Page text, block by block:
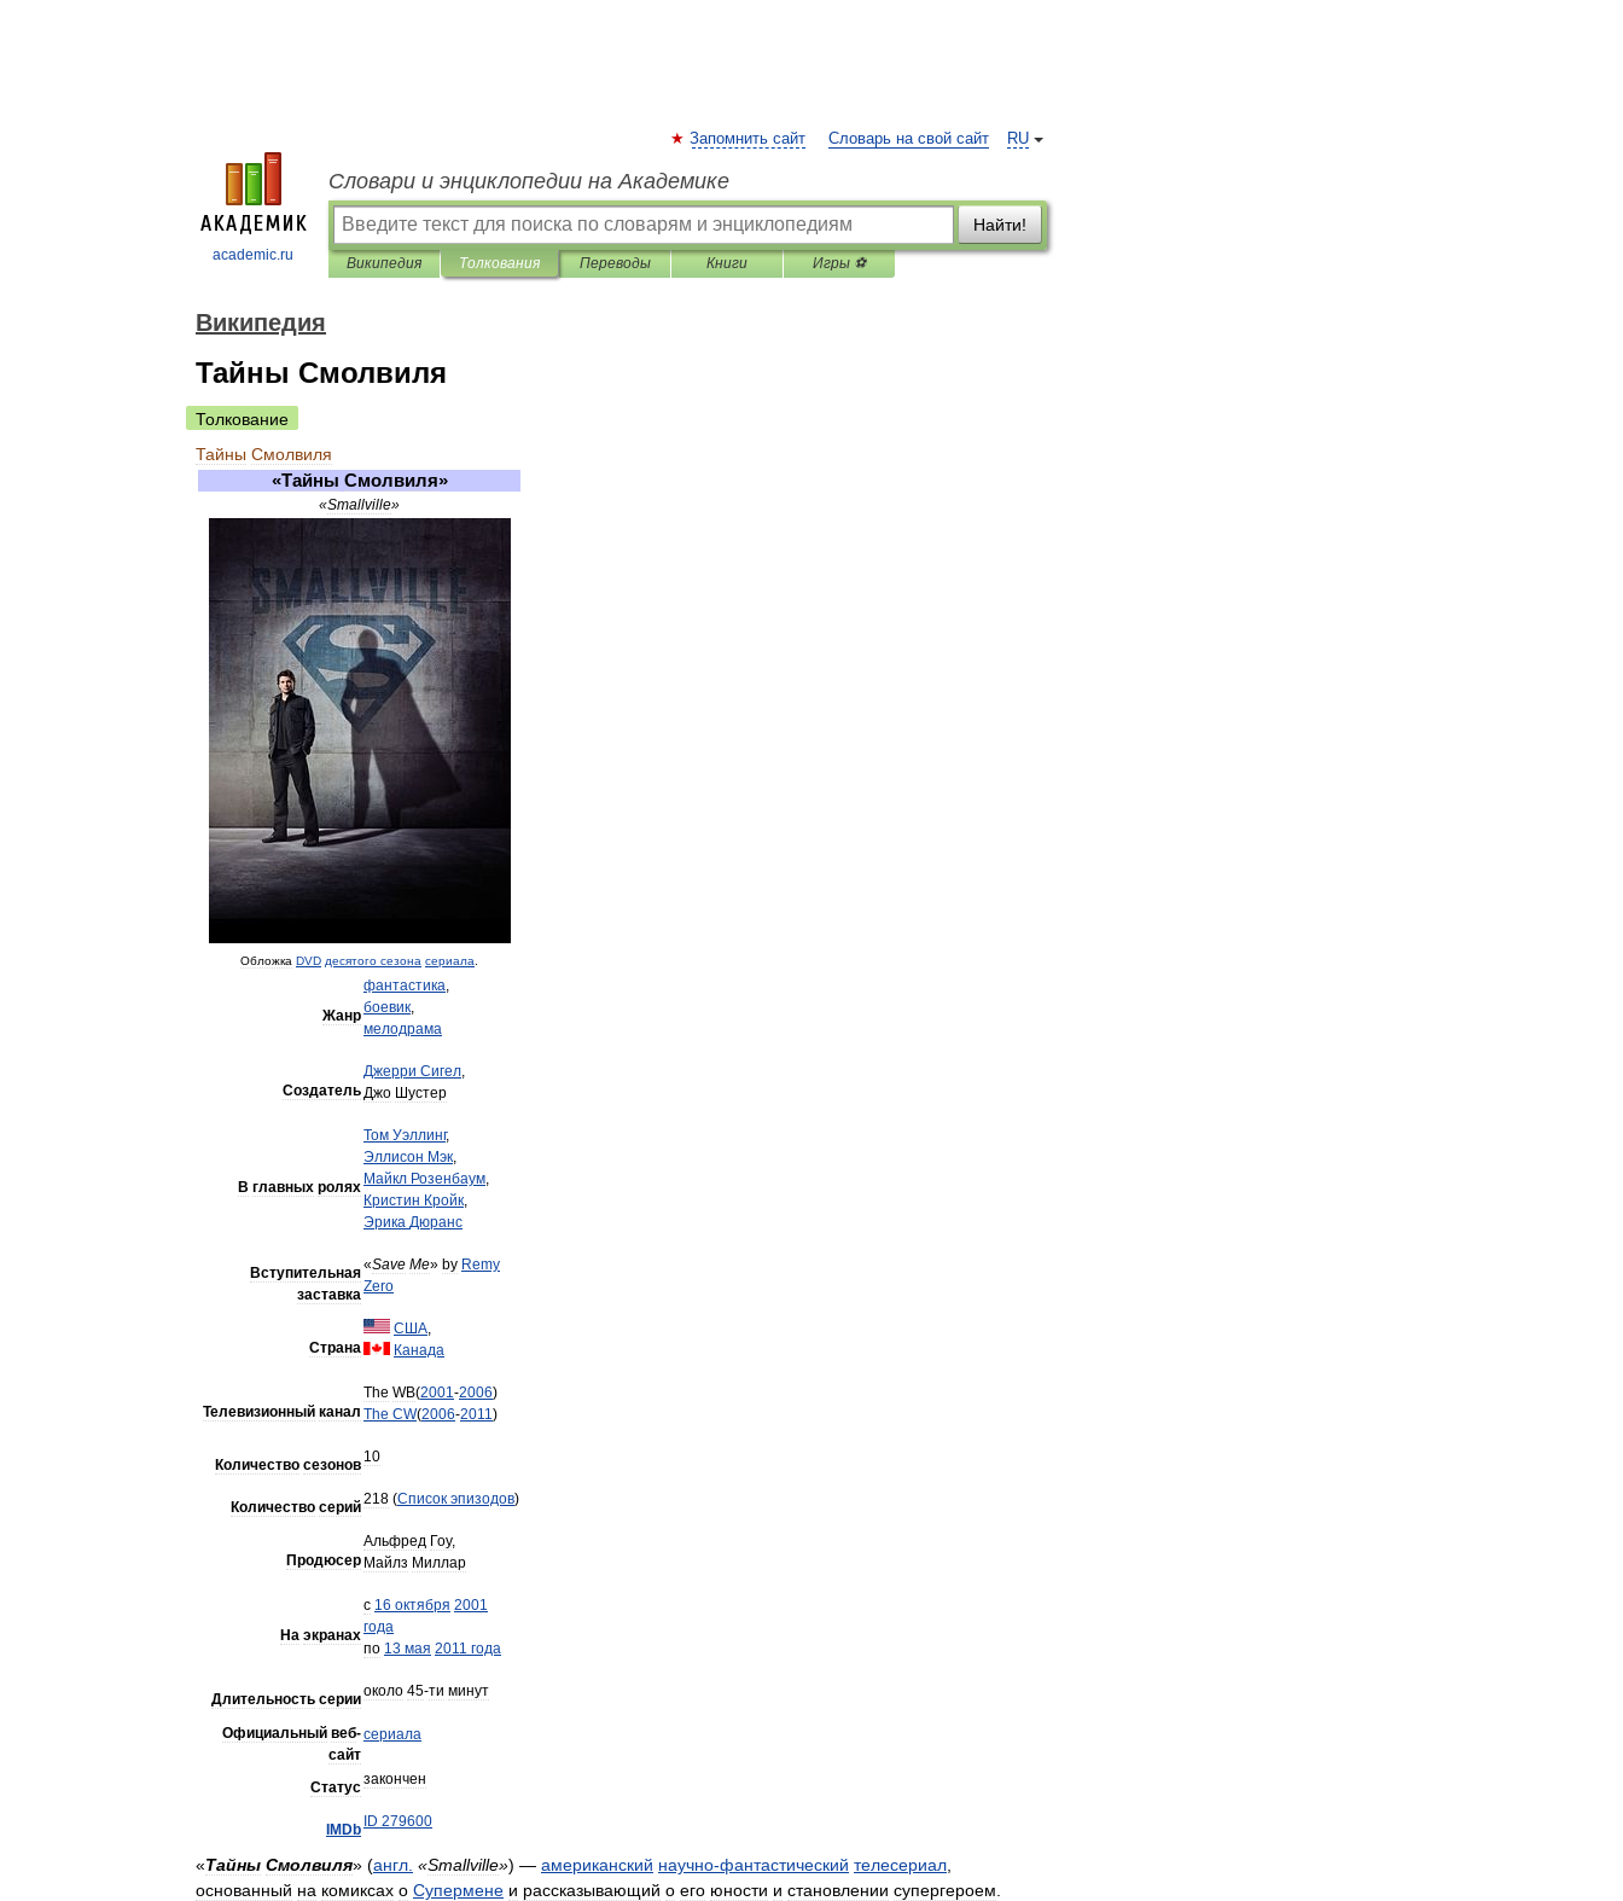
academic.ru
RU
Запомнить сайт Словарь на свой сайт
Словари и энциклопедии на Академике
Найти!
Википедия Толкования Переводы Книги Игры ⚽
Википедия
Тайны Смолвиля
Толкование
Тайны Смолвиля
«Тайны Смолвиля»
«Smallville»
Обложка DVD десятого сезона сериала
Жанр
фантастика,
боевик,
мелодрама
Создатель
Джерри Сигел,
Джо Шустер
В главных ролях
Том Уэллинг,
Эллисон Мэк,
Майкл Розенбаум,
Кристин Кройк,
Эрика Дюранс
Вступительная
заставка
«Save Me» by Remy
Zero
Страна
США,
Канада
Телевизионный канал
The WB(2001-2006)
The CW(2006-2011)
Количество сезонов 10
Количество серий218 (Список эпизодов)
Продюсер
Альфред Гоу,
Майлз Миллар
На экранах
с 16 октября 2001
года
по 13 мая 2011 года
Длительность серииоколо 45-ти минут
Официальный веб-
сайт
сериала
Статусзакончен
IMDb ID 279600
«Тайны Смолвиля» (англ «Smallville») — американский научно-фантастический телесериал
основанный на комиксах о Супермене и рассказывающий о его юности и становлении супергероем